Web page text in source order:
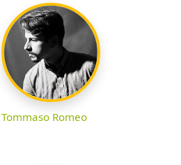
Tommaso Romeo